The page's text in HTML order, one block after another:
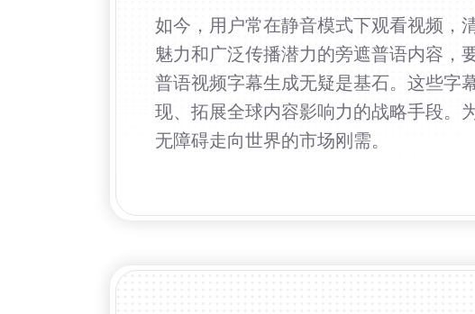
如今，用户常在静音模式下观看视频，
魅力和广泛传播潜力的旁遮普语内容，
普语视频字幕生成无疑是基石。这些字
现、拓展全球内容影响力的战略手段。
无障碍走向世界的市场刚需。